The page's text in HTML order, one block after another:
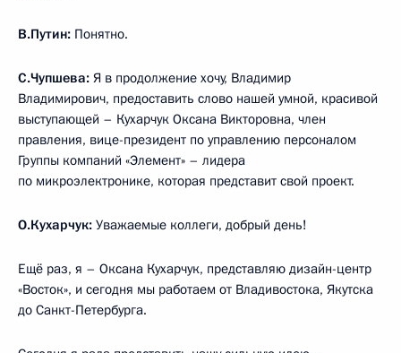
В.Путин: Понятно.
С.Чупшева: Я в продолжение хочу, Владимир
Владимирович, предоставить слово нашей умной, красивой
выступающей – Кухарчук Оксана Викторовна, член
правления, вице-президент по управлению персоналом
Группы компаний «Элемент» – лидера
по микроэлектронике, которая представит свой проект.
О.Кухарчук: Уважаемые коллеги, добрый день!
Ещё раз, я – Оксана Кухарчук, представляю дизайн-центр
«Восток», и сегодня мы работаем от Владивостока, Якутска
до Санкт-Петербурга.